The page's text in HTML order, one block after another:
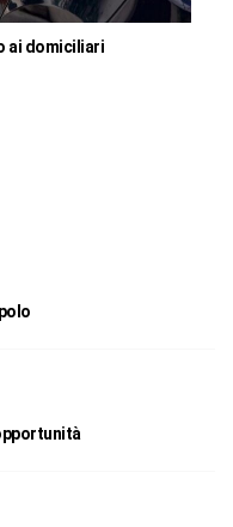
ai domiciliari